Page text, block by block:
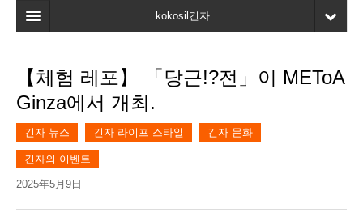
kokosil긴자
검색
최신정보
고객평가
마이페이지
【체험 레포】 「당근!?전」이 METoA
Ginza에서 개최.
긴자 뉴스 긴자 라이프 스타일 긴자 문화
긴자의 이벤트
2025年5月9日